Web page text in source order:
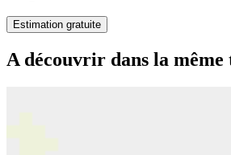
Estimation gratuite
A découvrir dans la même